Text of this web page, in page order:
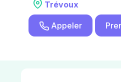
Trévoux
Appeler